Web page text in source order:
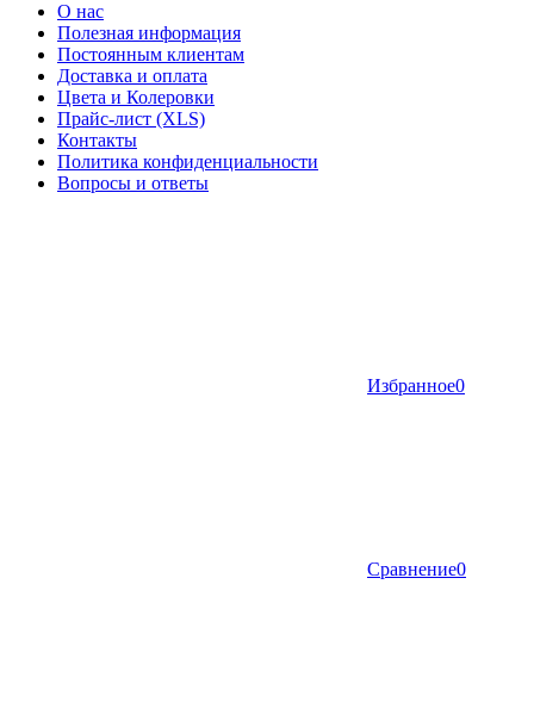
О нас
Полезная информация
Постоянным клиентам
Доставка и оплата
Цвета и Колеровки
Прайс-лист (XLS)
Контакты
Политика конфиденциальности
Вопросы и ответы
Избранное0
Сравнение0